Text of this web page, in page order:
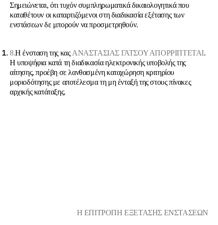
Σημειώνεται, ότι τυχόν συμπληρωματικά δικαιολογητικά που
καταθέτουν οι καταρτιζόμενοι στη διαδικασία εξέτασης των
ενστάσεων δε μπορούν να προσμετρηθούν.
8.Η ένσταση της κας ΑΝΑΣΤΑΣΙΑΣ ΓΑΤΣΟΥ ΑΠΟΡΡΙΠΤΕΤΑΙ.
Η υποψήφια κατά τη διαδικασία ηλεκτρονικής υποβολής της
αίτησης, προέβη σε λανθασμένη καταχώρηση κριτηρίου
μοριοδότησης με αποτέλεσμα τη μη ένταξή της στους πίνακες
αρχικής κατάταξης.
Η ΕΠΙΤΡΟΠΗ ΕΞΕΤΑΣΗΣ ΕΝΣΤΑΣΕΩΝ